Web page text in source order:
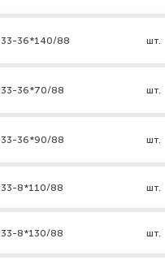
36*140/88 шт.
36*70/88 шт.
36*90/88 шт.
8*110/88 шт.
8*130/88 шт.